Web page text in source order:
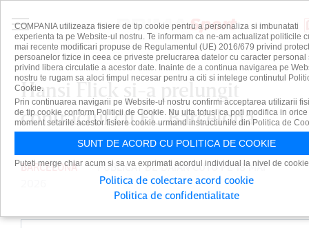
Hansi Flick şi-a prelungit
contractul cu FC Barcelona
BARCELONA PUBLICAT DEDAIAN CUTUPE 18 MAI
COMPANIA utilizeaza fisiere de tip cookie pentru a personaliza si imbunatati
experienta ta pe Website-ul nostru. Te informam ca ne-am actualizat politicile
mai recente modificari propuse de Regulamentul (UE) 2016/679 privind
persoanelor fizice in ceea ce priveste prelucrarea datelor cu caracter personal
privind libera circulatie a acestor date. Inainte de a continua navigarea pe
nostru te rugam sa aloci timpul necesar pentru a citi si intelege continutul
Cookie.
Prin continuarea navigarii pe Website-ul nostru confirmi acceptarea utilizarii
de tip cookie conform Politicii de Cookie. Nu uita totusi ca poti modifica in orice
moment setarile acestor fisiere cookie urmand instructiunile din Politica de
SUNT DE ACORD CU POLITICA DE COOKIE
Puteti merge chiar acum si sa va exprimati acordul individual la nivel de
Politica de colectare acord cookie
Politica de confidentialitate